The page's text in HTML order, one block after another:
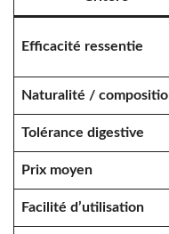
Efficacité ressentie
Naturalité /
Tolérance digestive
Prix moyen
Facilité d’utilisation